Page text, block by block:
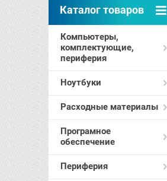
Каталог товаров
Компьютеры,
комплектующие,
периферия
Ноутбуки
Расходные материалы
Програмное
обеспечение
Периферия